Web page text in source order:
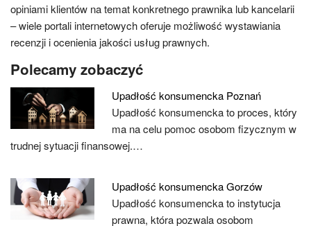
opiniami klientów na temat konkretnego prawnika lub kancelarii
– wiele portali internetowych oferuje możliwość wystawiania
recenzji i ocenienia jakości usług prawnych.
Polecamy zobaczyć
Upadłość konsumencka Poznań
Upadłość konsumencka to proces, który
ma na celu pomoc osobom fizycznym w
trudnej sytuacji finansowej.…
Upadłość konsumencka Gorzów
Upadłość konsumencka to instytucja
prawna, która pozwala osobom